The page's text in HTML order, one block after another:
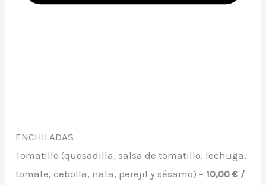
ENCHILADAS
Tomatillo (quesadilla, salsa de tomatillo, lechuga,
tomate, cebolla, nata, perejil y sésamo) – 10,00 € /